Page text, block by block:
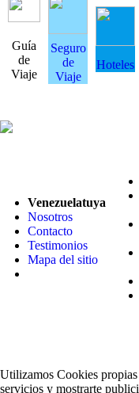
Guía
de
Viaje
Seguro
de
Viaje
Hoteles
Venezuelatuya
Nosotros
Contacto
Testimonios
Mapa del sitio
Utilizamos Cookies
servicios y mostrarte